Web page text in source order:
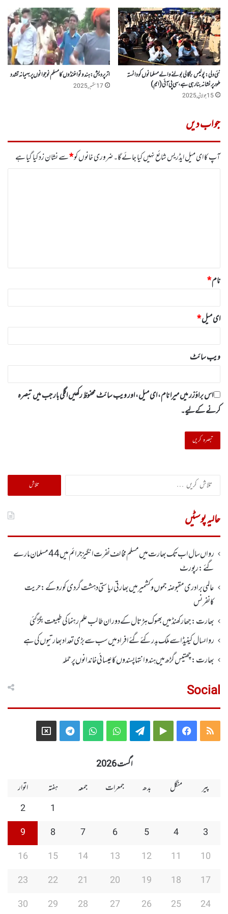
نئی دلی :پولیس بنگالی بولنے والے مسلمانوں کو دانستہ
طورپرنشانہ بنارہی ہے ، سی پی آئی (ایم )
15 جولائی, 2025
اتر پردیش: ہندو توا غنڈوں کا مسلم نوجوانوں پر بہیمانہ تشدد
17 ستمبر, 2025
جواب دیں
آپ کا ای میل ایڈریس شائع نہیں کیا جائے گا۔ضروری خانوں کو*سے نشان زد کیا گیا ہے
نام*
ای میل*
ویب‌ سائٹ
اس براؤزر میں میرا نام، ای میل، اور ویب سائٹ محفوظ رکھیں اگلی بار جب میں تبصرہ
کرنے کےلیے۔
تلاش
کریں
حالیہ پوسٹیں
رواں سال اب تک بھارت میں مسلم مخالف نفرت انگیز جرائم میں 44 مسلمان مارے
گئے: رپورٹ
عالمی برادری مقبوضہ جموں وکشمیر میں بھارتی ریاستی دہشت گردی کو روکے : حریت
کانفرنس
بھارت :جھارکھنڈمیں بھوک ہڑتال کے دوران طالب علم رہنما کی طبیعت بگڑ گئی
رواںسال کینیڈا سے ملک بدر کئے گئے افراد میں سب سے بڑی تعداد بھارتیوں کی ہے
بھارت :چھتیس گڑھ میں ہندو انتہاپسندوں کا عیسائی خاندانوں پر حملہ
Social
RSS
Facebook
Google
Telegram
WhatsApp
WhatsApp
Telegram
X
اگست 2026
پیر
منگل بدھ جمعرات جمعہ ہفتہ
اتوار
1
2
3
4
5
6
7
8
9
10
11
12
13
14
15
16
17
18
19
20
21
22
23
24
25
26
27
28
29
30